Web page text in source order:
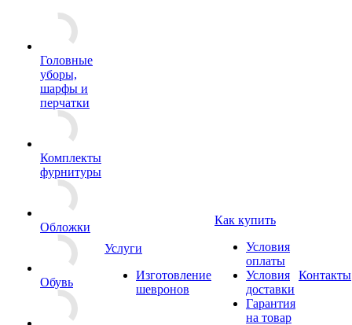
Головные
уборы,
шарфы и
перчатки
Комплекты
фурнитуры
Обложки
Обувь
Услуги
Изготовление
шевронов
Как купить
Условия
оплаты
Условия
доставки
Гарантия
на товар
Контакты